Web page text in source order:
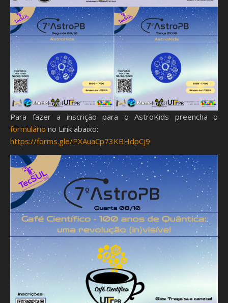
Para fazer a inscrição para o AstroKids preencha o
formulário no Link abaixo:
https://forms.gle/PXAuaCp73KBHdpCj9